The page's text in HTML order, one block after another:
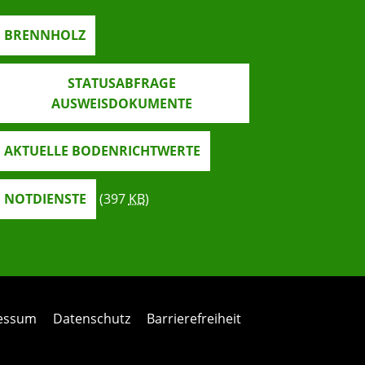
BRENNHOLZ
STATUSABFRAGE
AUSWEISDOKUMENTE
AKTUELLE BODENRICHTWERTE
NOTDIENSTE (397KB)
Datenschutz Barrierefreiheit